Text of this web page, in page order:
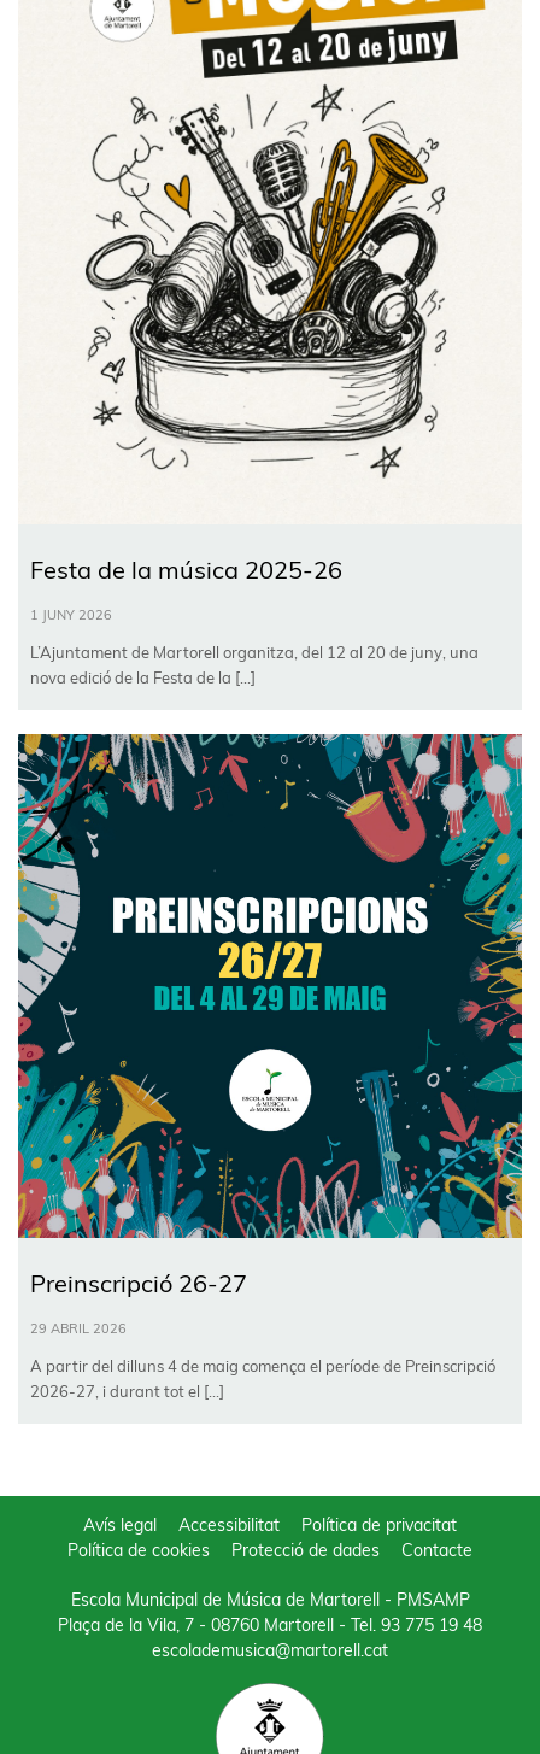
Festa de la música 2025-26
1 JUNY 2026
L’Ajuntament de Martorell organitza, del 12 al 20 de juny, una
nova edició de la Festa de la […]
Preinscripció 26-27
29 ABRIL 2026
A partir del dilluns 4 de maig comença el període de Preinscripció
2026-27, i durant tot el […]
Avís legal Accessibilitat
Política de privacitat
Política de cookies
Protecció de dades Contacte
Escola Municipal de Música de Martorell - PMSAMP
Plaça de la Vila, 7 - 08760 Martorell
- Tel. 93 775 19 48
escolademusica@martorell.cat